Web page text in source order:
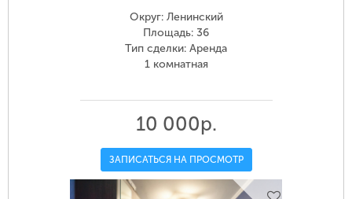
Округ: Ленинский
Площадь: 36
Тип сделки: Аренда
1 комнатная
10 000р.
ЗАПИСАТЬСЯ НА ПРОСМОТР